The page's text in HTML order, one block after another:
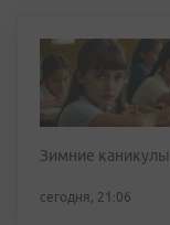
Зимние каникулы
сегодня, 21:06